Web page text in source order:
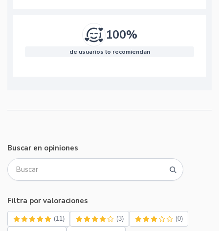
100%
de usuarios lo recomiendan
Buscar en opiniones
Filtra por valoraciones
(11) (3) (0)